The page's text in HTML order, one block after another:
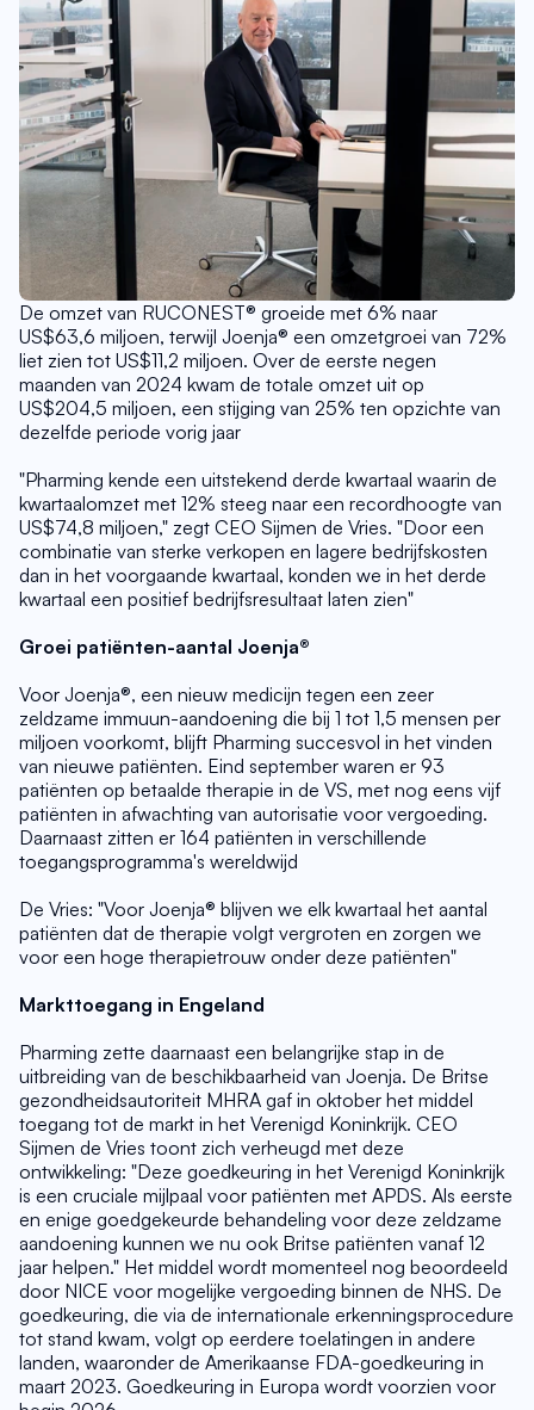
De omzet van RUCONEST® groeide met 6% naar
US$63,6 miljoen, terwijl Joenja® een omzetgroei van 72%
liet zien tot US$11,2 miljoen. Over de eerste negen
maanden van 2024 kwam de totale omzet uit op
US$204,5 miljoen, een stijging van 25% ten opzichte van
dezelfde periode vorig jaar
"Pharming kende een uitstekend derde kwartaal waarin de
kwartaalomzet met 12% steeg naar een recordhoogte van
US$74,8 miljoen," zegt CEO Sijmen de Vries. "Door een
combinatie van sterke verkopen en lagere bedrijfskosten
dan in het voorgaande kwartaal, konden we in het derde
kwartaal een positief bedrijfsresultaat laten zien"
Groei patiënten-aantal Joenja®
Voor Joenja®, een nieuw medicijn tegen een zeer
zeldzame immuun-aandoening die bij 1 tot 1,5 mensen per
miljoen voorkomt, blijft Pharming succesvol in het vinden
van nieuwe patiënten. Eind september waren er 93
patiënten op betaalde therapie in de VS, met nog eens vijf
patiënten in afwachting van autorisatie voor vergoeding.
Daarnaast zitten er 164 patiënten in verschillende
toegangsprogramma's wereldwijd
De Vries: "Voor Joenja® blijven we elk kwartaal het aantal
patiënten dat de therapie volgt vergroten en zorgen we
voor een hoge therapietrouw onder deze patiënten"
Markttoegang in Engeland
Pharming zette daarnaast een belangrijke stap in de
uitbreiding van de beschikbaarheid van Joenja. De Britse
gezondheidsautoriteit MHRA gaf in oktober het middel
toegang tot de markt in het Verenigd Koninkrijk. CEO
Sijmen de Vries toont zich verheugd met deze
ontwikkeling: "Deze goedkeuring in het Verenigd Koninkrijk
is een cruciale mijlpaal voor patiënten met APDS. Als eerste
en enige goedgekeurde behandeling voor deze zeldzame
aandoening kunnen we nu ook Britse patiënten vanaf 12
jaar helpen." Het middel wordt momenteel nog beoordeeld
door NICE voor mogelijke vergoeding binnen de NHS. De
goedkeuring, die via de internationale erkenningsprocedure
tot stand kwam, volgt op eerdere toelatingen in andere
landen, waaronder de Amerikaanse FDA-goedkeuring in
maart 2023. Goedkeuring in Europa wordt voorzien voor